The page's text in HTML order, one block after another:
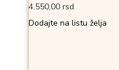
4.550,00 rsd
Dodajte na listu želja